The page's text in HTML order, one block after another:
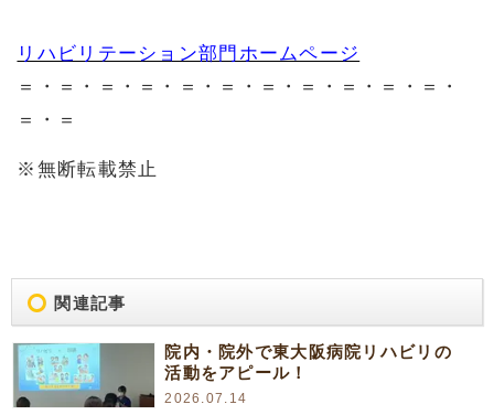
リハビリテーション部門ホームページ
＝・＝・＝・＝・＝・＝・＝・＝・＝・＝・＝・
＝・＝
※無断転載禁止
関連記事
院内・院外で東大阪病院リハビリの
活動をアピール！
2026.07.14